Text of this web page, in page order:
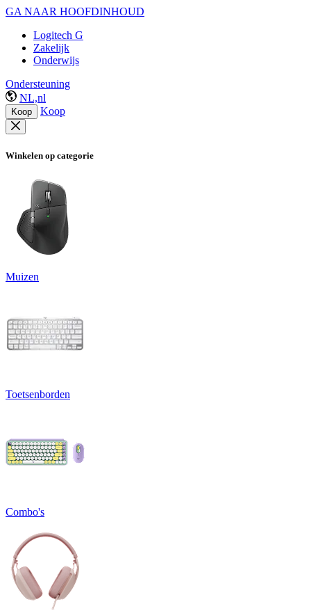
GA NAAR HOOFDINHOUD
Logitech G
Zakelijk
Onderwijs
Ondersteuning
NL,nl
Koop Koop
Winkelen op categorie
Muizen
Toetsenborden
Combo's